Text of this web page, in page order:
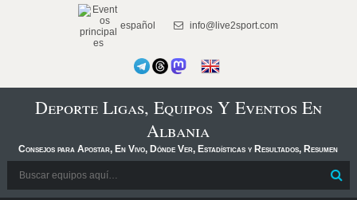
español info@live2sport.com
Deporte Ligas, Equipos Y Eventos En
Albania
Consejos para Apostar, En Vivo, Dónde Ver, Estadísticas y Resultados, Resumen